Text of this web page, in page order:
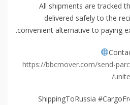
All shipments are tracked
delivered safely to the
convenient alternative to paying
https://bbcmover.com/send-
#ShippingToRussia